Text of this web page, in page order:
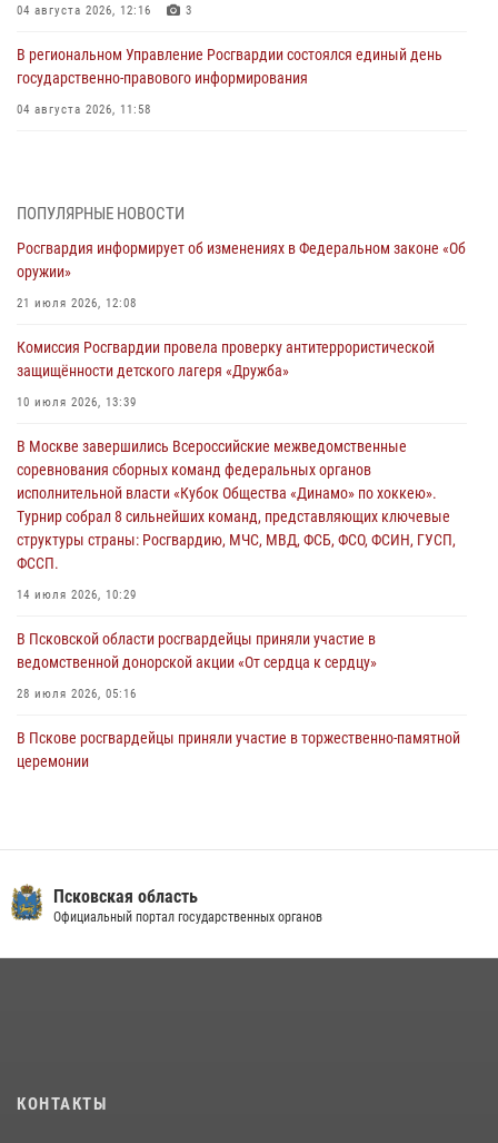
04 августа 2026, 12:16 3
В региональном Управление Росгвардии состоялся единый день
государственно-правового информирования
04 августа 2026, 11:58
03 августа 2026, 17:21
21 единицу оружия изъяли Псковские росгвардейцы за неделю
03 августа 2026, 14:10
безопасности во время празднования Дня ВДВ
02 августа 2026, 13:28
улицу Труда
31 июля 2026, 13:53
В Санкт-Петербурге прошел окружной этап ежегодного
Всероссийского конкурса профессионального мастерства среди
сотрудников вневедомственной охраны Росгвардии, Псковские
Росгвардейцы одержали победу
ПОПУЛЯРНЫЕ НОВОСТИ
Росгвардия информирует об изменениях в Федеральном законе «Об
оружии»
21 июля 2026, 12:08
Комиссия Росгвардии провела проверку антитеррористической
защищённости детского лагеря «Дружба»
10 июля 2026, 13:39
В Москве завершились Всероссийские межведомственные
соревнования сборных команд федеральных органов
исполнительной власти «Кубок Общества «Динамо» по хоккею».
Турнир собрал 8 сильнейших команд, представляющих ключевые
структуры страны: Росгвардию, МЧС, МВД, ФСБ, ФСО, ФСИН, ГУСП,
ФССП.
14 июля 2026, 10:29
В Псковской области росгвардейцы приняли участие в
ведомственной донорской акции «От сердца к сердцу»
28 июля 2026, 05:16
В Пскове росгвардейцы приняли участие в торжественно-памятной
церемонии
сотрудников вневедомственной охраны Росгвардии, Псковские
Росгвардейцы одержали победу
сутки пресекли в областном центре серию краж
Псковская область
Официальный портал государственных органов
КОНТАКТЫ